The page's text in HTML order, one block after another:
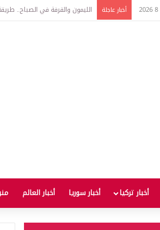
أخبار عاجلة تفاصيل جديدة بعد توقيع اتفاقية
أخبار تركيا أخبار سوريا أخبار العالم